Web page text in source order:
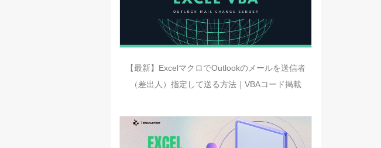
【最新】ExcelマクロでOutlookのメールを送信者
（差出人）指定して送る方法｜VBAコード掲載